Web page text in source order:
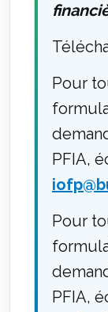
Pour
PFIA,
iofp
Pour
PFIA,